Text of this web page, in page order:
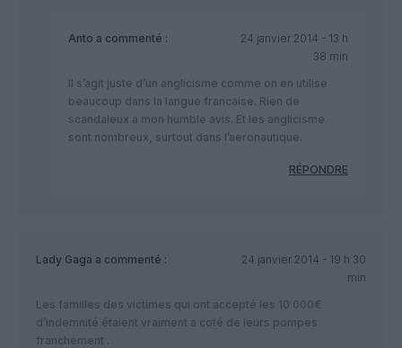
Anto a commenté :
24 janvier 2014 - 13 h
38 min
Il s’agit juste d’un anglicisme comme on en utilise
beaucoup dans la langue francaise. Rien de
scandaleux a mon humble avis. Et les anglicisme
sont nombreux, surtout dans l’aeronautique.
RÉPONDRE
Lady Gaga a commenté :
24 janvier 2014 - 19 h 30
min
Les familles des victimes qui ont accepté les 10 000€
d’indemnité étaient vraiment a coté de leurs pompes
franchement .